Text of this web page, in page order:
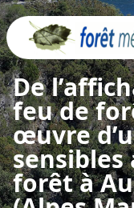
De
feu de
œuvre
sensibles
forêt à
Panneau de gestion